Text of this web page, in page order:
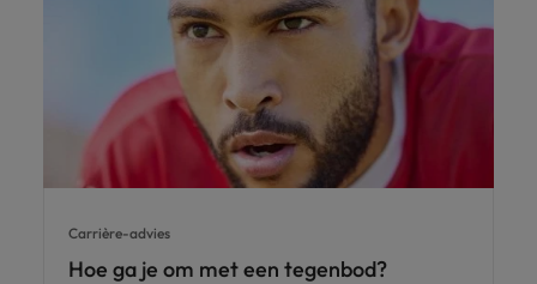
Carrière-advies
Hoe ga je om met een tegenbod?